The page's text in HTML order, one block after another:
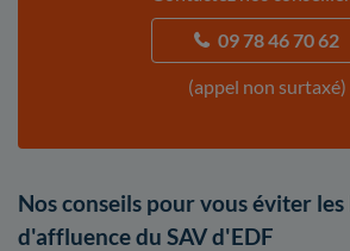
09 78 46 70 62
(appel non surtaxé)
Nos conseils pour vous éviter
d'affluence du SAV d'EDF